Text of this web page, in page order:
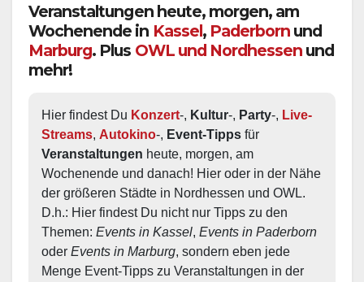
Veranstaltungen heute, morgen, am
Wochenende in Kassel, Paderborn und
Marburg. Plus OWL und Nordhessen und
mehr!
Hier findest Du Konzert-, Kultur-, Party-, Live-
Streams, Autokino-, Event-Tipps
Veranstaltungen heute, morgen, am
Wochenende und danach! Hier oder in der Nähe
der größeren Städte in Nordhessen und OWL.
D.h.: Hier findest Du nicht nur Tipps zu den
Themen: Events in Kassel, Events in Paderborn
oder Events in Marburg, sondern eben jede
Menge Event-Tipps zu Veranstaltungen in der